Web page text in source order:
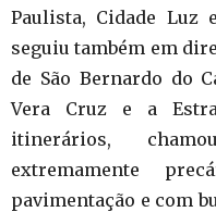
Paulista, Cidade Luz
seguiu também em
de São Bernardo do
Vera Cruz e a
itinerários,
extremamente
pavimentação e com